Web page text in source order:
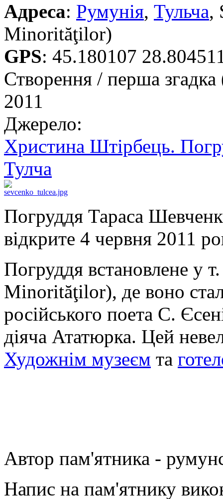
Адреса: Румунія, Тульча,
Minorităţilor)
GPS: 45.180107
Створення / перша
2011
Джерело:
Христина Штірбець.
Тулча
Погруддя Тараса
відкрите 4 червня 2011
Погруддя встановлене у
Minorităţilor), де воно
російського поета С.
діяча Ататюрка. Цей
Художнім музеєм та
Автор пам'ятника -
Напис на пам'ятнику